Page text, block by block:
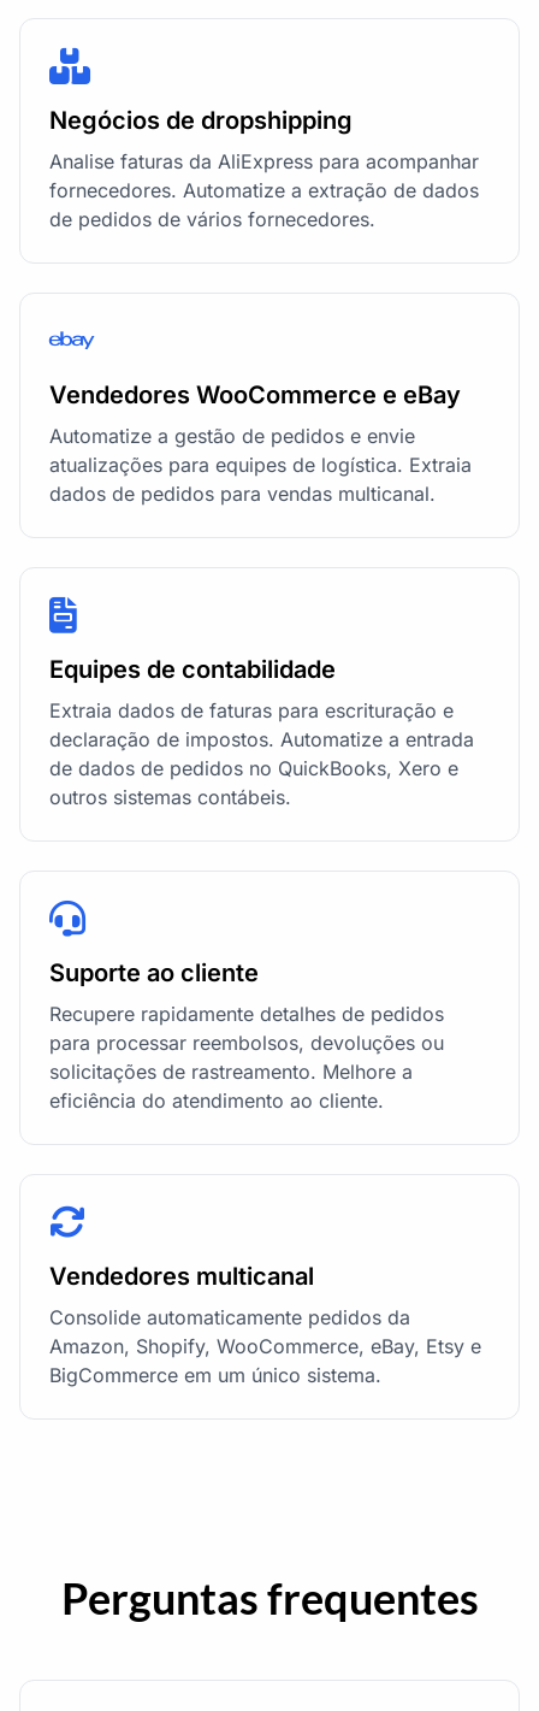
Negócios de dropshipping
Analise faturas da AliExpress para acompanhar
fornecedores. Automatize a extração de dados
de pedidos de vários fornecedores.
Vendedores WooCommerce e eBay
Automatize a gestão de pedidos e envie
atualizações para equipes de logística. Extraia
dados de pedidos para vendas multicanal.
Equipes de contabilidade
Extraia dados de faturas para escrituração e
declaração de impostos. Automatize a entrada
de dados de pedidos no QuickBooks, Xero e
outros sistemas contábeis.
Suporte ao cliente
Recupere rapidamente detalhes de pedidos
para processar reembolsos, devoluções ou
solicitações de rastreamento. Melhore a
eficiência do atendimento ao cliente.
Vendedores multicanal
Consolide automaticamente pedidos da
Amazon, Shopify, WooCommerce, eBay, Etsy e
BigCommerce em um único sistema.
Perguntas frequentes